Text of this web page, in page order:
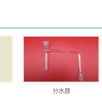
分水器